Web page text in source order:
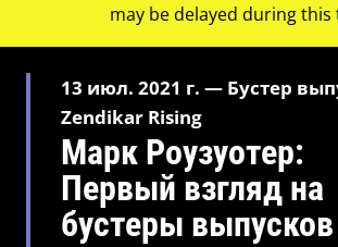
may be delayed during this
13 июл. 2021 г. — Бустер
Zendikar Rising
Марк Роузуотер:
Первый взгляд на
бустеры выпусков